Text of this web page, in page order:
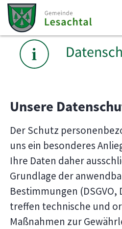
Zum Inhalt springen
Zum Seitenende springen
Sie sind hier:
Unsere
Der Schutz
uns ein besonderes
Ihre Daten daher
Grundlage der
Bestimmungen (DSGVO,
treffen technische und
Maßnahmen zur